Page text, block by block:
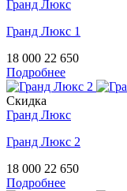
Гранд Люкс
Гранд Люкс 1
18 000 22 650
Подробнее
Скидка
Гранд Люкс
Гранд Люкс 2
18 000 22 650
Подробнее